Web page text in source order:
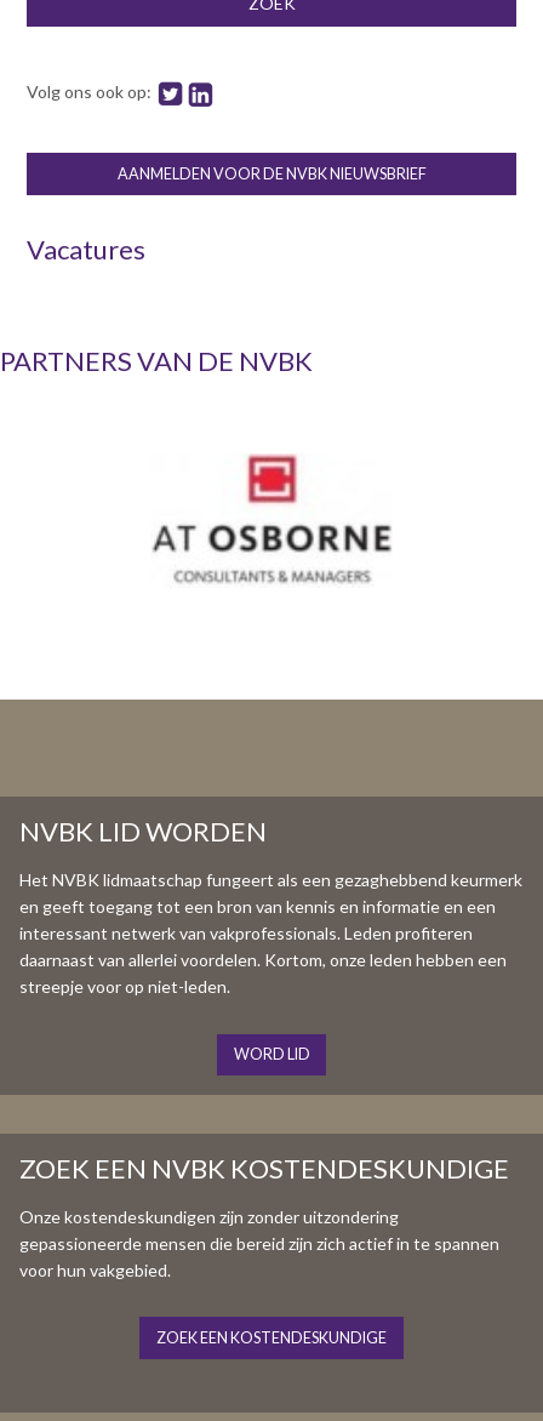
Volg ons ook op:
AANMELDEN VOOR DE NVBK NIEUWSBRIEF
Vacatures
PARTNERS VAN DE NVBK
NVBK LID WORDEN
Het NVBK lidmaatschap fungeert als een gezaghebbend keurmerk
en geeft toegang tot een bron van kennis en informatie en een
interessant netwerk van vakprofessionals. Leden profiteren
daarnaast van allerlei voordelen. Kortom, onze leden hebben een
streepje voor op niet-leden.
WORD LID
ZOEK EEN NVBK KOSTENDESKUNDIGE
Onze kostendeskundigen zijn zonder uitzondering
gepassioneerde mensen die bereid zijn zich actief in te spannen
voor hun vakgebied.
ZOEK EEN KOSTENDESKUNDIGE